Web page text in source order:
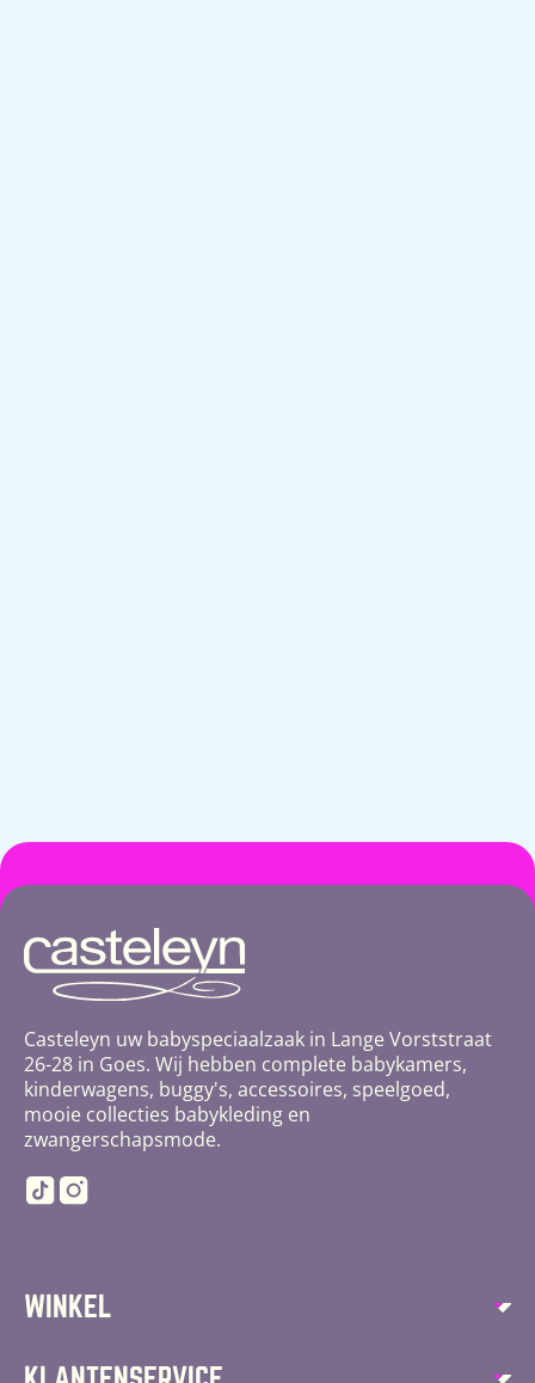
Casteleyn uw babyspeciaalzaak in Lange Vorststraat
26-28 in Goes. Wij hebben complete babykamers,
kinderwagens, buggy's, accessoires, speelgoed,
mooie collecties babykleding en
zwangerschapsmode.
TikTokInstagram
WINKEL
Autostoelen